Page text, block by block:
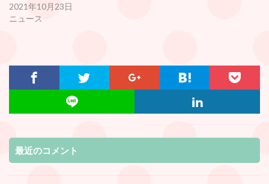
2021年10月23日
ニュース
最近のコメント